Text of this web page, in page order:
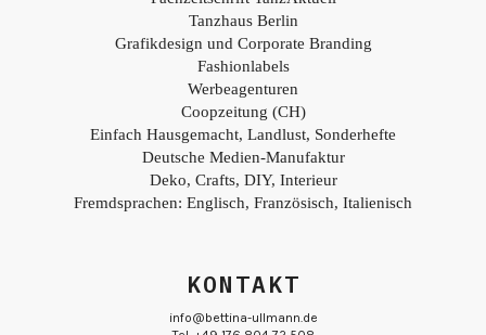
Tanzhaus Berlin
Grafikdesign und Corporate Branding
Fashionlabels
Werbeagenturen
Coopzeitung (CH)
Einfach Hausgemacht, Landlust, Sonderhefte
Deutsche Medien-Manufaktur
Deko, Crafts, DIY, Interieur
Fremdsprachen: Englisch, Französisch, Italienisch
KONTAKT
info@bettina-ullmann.de